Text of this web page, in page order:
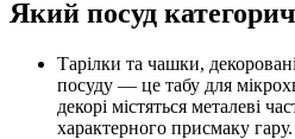
Який посуд
Тарілки та чашки, декоровані блискучими елементами з позолоти, особливо на зовнішніх сторонах або всередині
посуду — це табу для
декорі містяться металеві
характерного присмаку гару.